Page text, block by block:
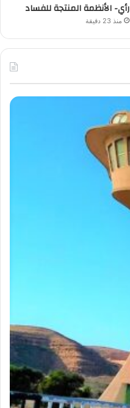
رأي- الأنظمة المنتجة للفساد
منذ 23 دقيقة